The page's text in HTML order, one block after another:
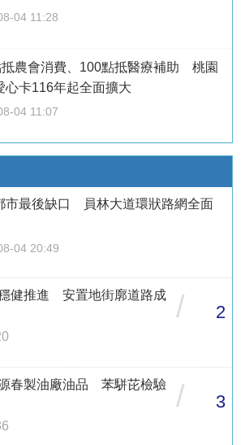
04 11:28
抵農會消費、100點抵醫療補助 桃園
心卡116年起全面擴大
04 11:07
市最後缺口 員林大道環狀路網全面
04 20:49
健推進 安置地街廓道路成
/ 2
春製油廠油品 苯駢芘檢驗
/ 3